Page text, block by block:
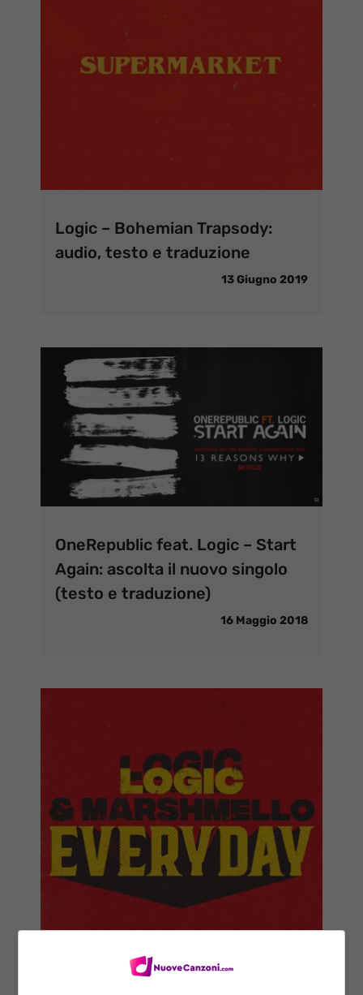
Logic – Bohemian Trapsody:
audio, testo e traduzione
13 Giugno 2019
OneRepublic feat. Logic – Start
Again: ascolta il nuovo singolo
(testo e traduzione)
16 Maggio 2018